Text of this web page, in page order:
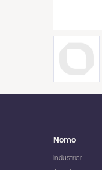
Nomo
Industrier